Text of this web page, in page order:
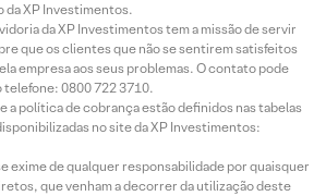
XP Investimentos.
da XP Investimentos tem a missão de servir
que os clientes que não se sentirem satisfeitos
empresa aos seus problemas. O contato pode
telefone: 0800 722 3710.
a política de cobrança estão definidos nas tabelas
no site da XP Investimentos:
exime de qualquer responsabilidade por quaisquer
que venham a decorrer da utilização deste